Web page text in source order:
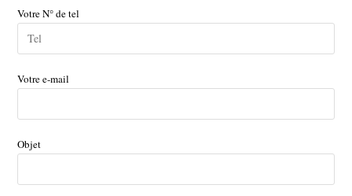
Votre N° de tel
Votre e-mail
Objet